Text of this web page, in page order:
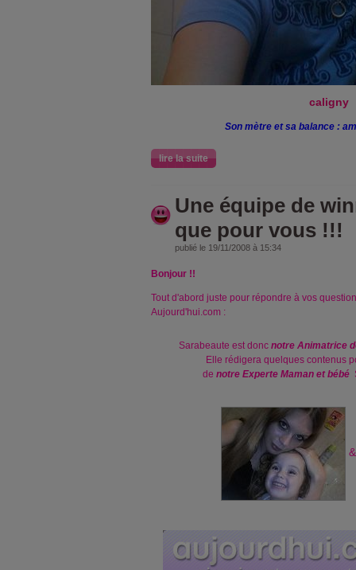
caligny
Son mètre et sa balance :
lire la suite
Une équipe de
que pour vous !!!
publié le 19/11/2008 à 15:34
Bonjour !!
Tout d'abord juste pour répondre à vos
Aujourd'hui.com :
Sarabeaute est donc notre Animatrice
Elle rédigera quelques contenus
de notre Experte Maman et bébé
&